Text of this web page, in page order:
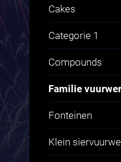
Cakes
Categorie 1
Compounds
Familie
Fonteinen
Klein